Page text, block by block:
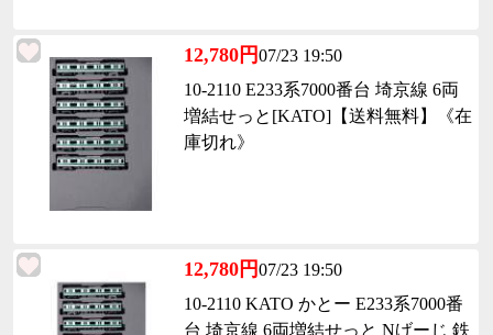
12,780円07/23 19:50
10-2110 E233系7000番台 埼京線 6両
増結せっと[KATO]【送料無料】《在
庫切れ》
12,780円07/23 19:50
10-2110 KATO かとー E233系7000番
台 埼京線 6両増結せっと Nげーじ 鉄